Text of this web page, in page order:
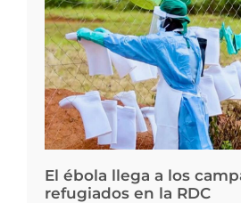
El ébola llega a los
refugiados en la RDC